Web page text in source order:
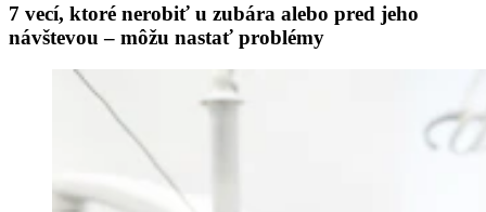
7 vecí, ktoré nerobiť u zubára alebo pred jeho
návštevou – môžu nastať problémy